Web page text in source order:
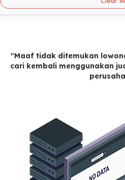
"Maaf tidak ditemukan
cari kembali menggunakan